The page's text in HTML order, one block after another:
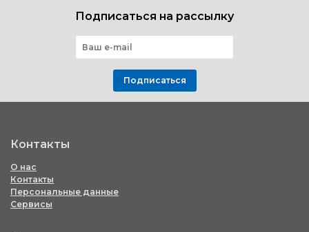
Подписаться на рассылку
Подписаться
Контакты
О нас
Контакты
Персональные данные
Сервисы